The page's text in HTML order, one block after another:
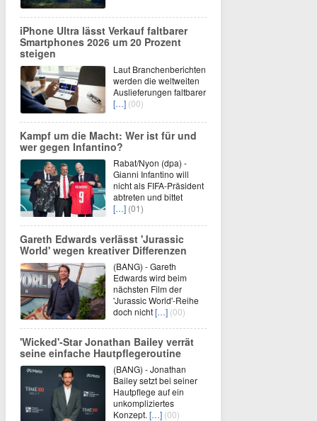
iPhone Ultra lässt Verkauf faltbarer
Smartphones 2026 um 20 Prozent
steigen
Laut Branchenberichten
werden die weltweiten
Auslieferungen faltbarer
[…] (00)
Kampf um die Macht: Wer ist für und
wer gegen Infantino?
Rabat/Nyon (dpa) -
Gianni Infantino will
nicht als FIFA-Präsident
abtreten und bittet
[…] (01)
Gareth Edwards verlässt 'Jurassic
World' wegen kreativer Differenzen
(BANG) - Gareth
Edwards wird beim
nächsten Film der
'Jurassic World'-Reihe
doch nicht[…] (00)
'Wicked'-Star Jonathan Bailey verrät
seine einfache Hautpflegeroutine
(BANG) - Jonathan
Bailey setzt bei seiner
Hautpflege auf ein
unkompliziertes
Konzept. […] (00)